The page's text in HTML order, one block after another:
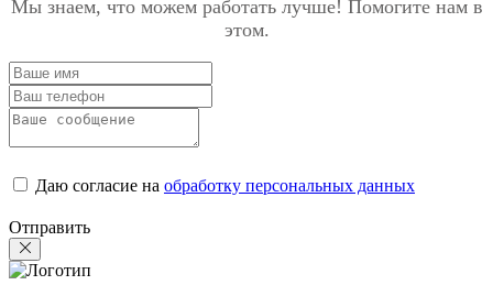
Мы знаем, что можем работать лучше! Помогите нам в
этом.
Даю согласие на обработку персональных данных
Отправить